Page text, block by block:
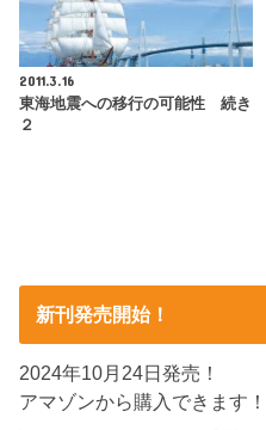
2011.3.16
東海地震への移行の可能性 続き
２
新刊発売開始！
2024年10月24日発売！
アマゾンから購入できます！